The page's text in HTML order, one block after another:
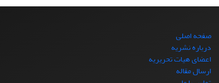
صفحه اصلی
درباره نشریه
اعضای هیات تحریریه
ارسال مقاله